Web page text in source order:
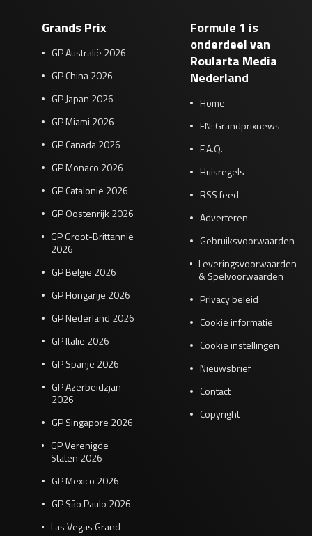
Grands Prix
GP Australië 2026
GP China 2026
GP Japan 2026
GP Miami 2026
GP Canada 2026
GP Monaco 2026
GP Catalonië 2026
GP Oostenrijk 2026
GP Groot-Brittannië
2026
GP België 2026
GP Hongarije 2026
GP Nederland 2026
GP Italië 2026
GP Spanje 2026
GP Azerbeidzjan
2026
GP Singapore 2026
GP Verenigde
Staten 2026
GP Mexico 2026
GP São Paulo 2026
Las Vegas Grand
Formule 1 is
onderdeel van
Roularta Media
Nederland
Home
EN: Grandprixnews
F.A.Q.
Huisregels
RSS feed
Adverteren
Gebruiksvoorwaarden
Leveringsvoorwaarden
& Spelvoorwaarden
Privacy beleid
Cookie informatie
Cookie instellingen
Nieuwsbrief
Contact
Copyright